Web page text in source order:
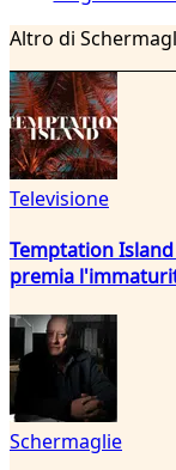
Altro di
Televisione
Temptation
premia
Schermaglie